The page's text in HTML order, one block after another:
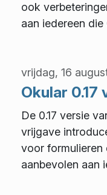
ook
aan iedereen
vrijdag, 16
Okular 0.17
De 0.17 versie
vrijgave
voor formulieren
aanbevolen aan